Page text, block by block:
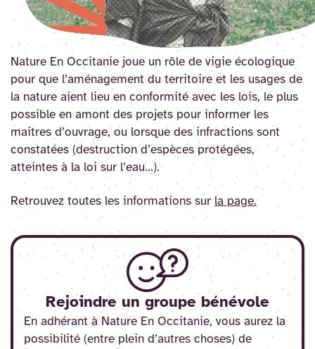
Nature En Occitanie joue un rôle de vigie écologique
pour que l’aménagement du territoire et les usages de
la nature aient lieu en conformité avec les lois, le plus
possible en amont des projets pour informer les
maitres d’ouvrage, ou lorsque des infractions sont
constatées (destruction d’espèces protégées,
atteintes à la loi sur l’eau…).
Retrouvez toutes les informations sur la page.
Rejoindre un groupe bénévole
En adhérant à Nature En Occitanie, vous aurez la
possibilité (entre plein d’autres choses) de